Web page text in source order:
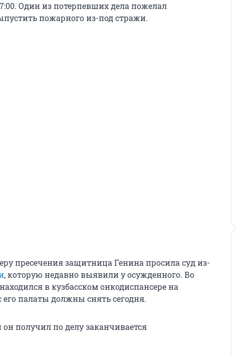
Один из потерпевших дела пожелал
пожарного из-под стражи.
пресечения защитница Генина просила суд из-
, которую недавно выявили у осужденного. Во
в кузбасском онкодиспансере на
палаты должны снять сегодня.
получил по делу заканчивается